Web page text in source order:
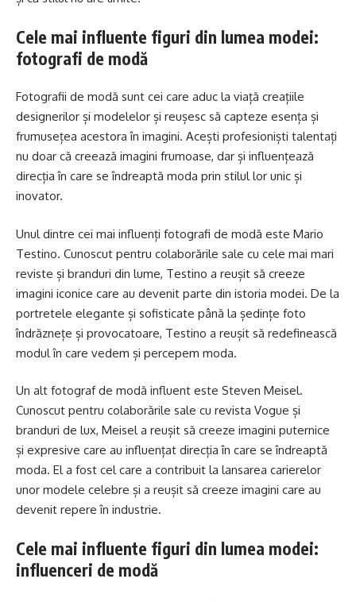
Cele mai influente figuri din lumea modei:
fotografi de modă
Fotografii de modă sunt cei care aduc la viață creațiile
designerilor și modelelor și reușesc să capteze esența și
frumusețea acestora în imagini. Acești profesioniști talentați
nu doar că creează imagini frumoase, dar și influențează
direcția în care se îndreaptă moda prin stilul lor unic și
inovator.
Unul dintre cei mai influenți fotografi de modă este Mario
Testino. Cunoscut pentru colaborările sale cu cele mai mari
reviste și branduri din lume, Testino a reușit să creeze
imagini iconice care au devenit parte din istoria modei. De la
portretele elegante și sofisticate până la ședințe foto
îndrăznețe și provocatoare, Testino a reușit să redefinească
modul în care vedem și percepem moda.
Un alt fotograf de modă influent este Steven Meisel.
Cunoscut pentru colaborările sale cu revista Vogue și
branduri de lux, Meisel a reușit să creeze imagini puternice
și expresive care au influențat direcția în care se îndreaptă
moda. El a fost cel care a contribuit la lansarea carierelor
unor modele celebre și a reușit să creeze imagini care au
devenit repere în industrie.
Cele mai influente figuri din lumea modei:
influenceri de modă